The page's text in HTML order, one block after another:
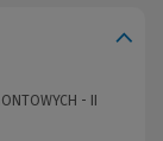
- II